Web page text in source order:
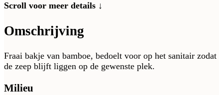
Scroll voor meer details ↓
Omschrijving
Fraai bakje van bamboe, bedoelt voor op het sanitair zodat
de zeep blijft liggen op de gewenste plek.
Milieu